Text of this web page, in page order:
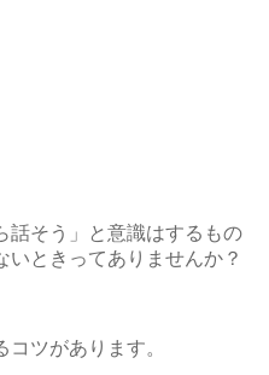
話そう」と意識はするもの
ときってありませんか？
ツがあります。